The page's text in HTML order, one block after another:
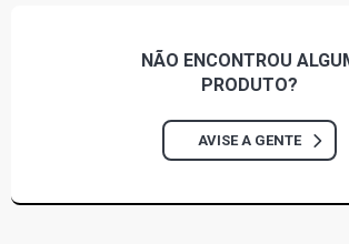
NÃO ENCONTROU
PRODUTO?
AVISE A GENTE